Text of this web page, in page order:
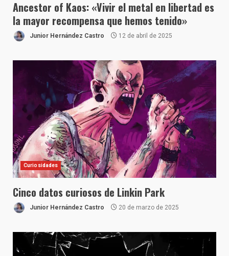
Ancestor of Kaos: «Vivir el metal en libertad es
la mayor recompensa que hemos tenido»
Junior Hernández Castro 12 de abril de 2025
Curiosidades
Cinco datos curiosos de Linkin Park
Junior Hernández Castro 20 de marzo de 2025